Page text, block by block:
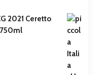
2021 Ceretto